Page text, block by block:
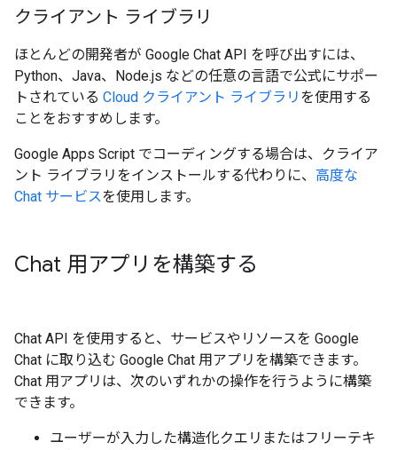
クライアント ライブラリ
ほとんどの開発者が Google Chat API を呼び出すには、
Python、Java、Node.js などの任意の言語で公式にサポー
トされている Cloud クライアント ライブラリ を使用する
ことをおすすめします。
Google Apps Script でコーディングする場合は、クライア
ント ライブラリをインストールする代わりに、 高度な
Chat サービスを使用します。
Chat 用アプリを構築する
Chat API を使用すると、サービスやリソースを Google
Chat に取り込む Google Chat 用アプリを構築できます。
Chat 用アプリは、次のいずれかの操作を行うように構築
できます。
ユーザーが入力した構造化クエリまたはフリーテキ